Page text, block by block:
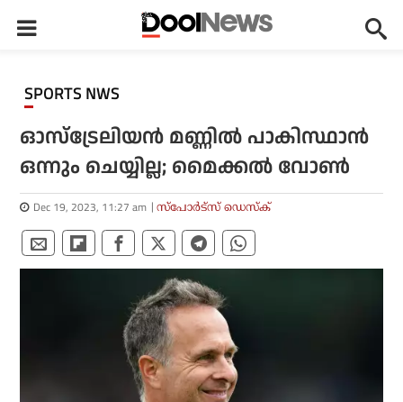
SPORTS NWS
ഓസ്‌ട്രേലിയന്‍ മണ്ണില്‍ പാകിസ്ഥാന്‍
ഒന്നും ചെയ്യില്ല; മൈക്കല്‍ വോണ്‍
Dec 19, 2023, 11:27 am സ്പോര്‍ട്സ് ഡെസ്‌ക്